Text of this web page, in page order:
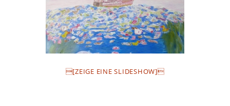
[ZEIGE EINE SLIDESHOW]